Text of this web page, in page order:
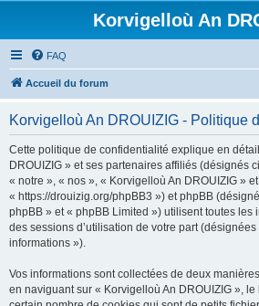
Korvigelloù An
FAQ
Accueil du forum
Korvigelloù An DROUIZIG - Politique
Cette politique de confidentialité explique en
DROUIZIG » et ses partenaires affiliés (désignés
« notre », « nos », « Korvigelloù An DROUIZIG » et
« https://drouizig.org/phpBB3 ») et phpBB
phpBB » et « phpBB Limited ») utilisent toutes les
des sessions d’utilisation de votre part
informations »).
Vos informations sont collectées de deux
en naviguant sur « Korvigelloù An DROUIZIG »,